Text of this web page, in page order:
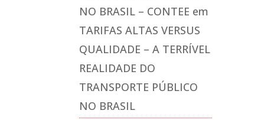
NO BRASIL – CONTEE em
TARIFAS ALTAS VERSUS
QUALIDADE – A TERRÍVEL
REALIDADE DO
TRANSPORTE PÚBLICO
NO BRASIL